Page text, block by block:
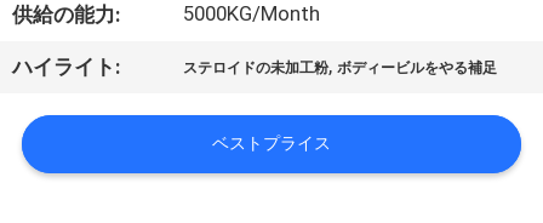
工
場
旅
行
供給の能力: 5000KG/Month
ハイライト: ステロイドの未加工粉,ボディービルをやる補足
ベストプライス